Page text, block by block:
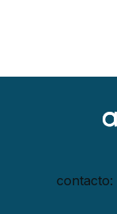
contacto: